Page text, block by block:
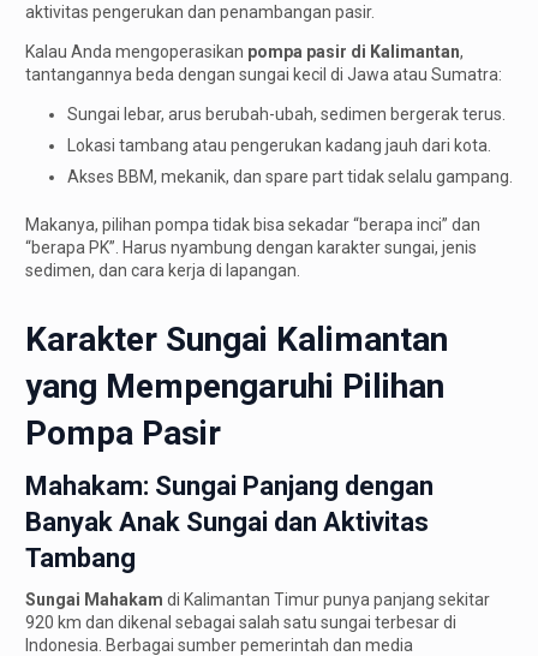
aktivitas pengerukan dan penambangan pasir.
Kalau Anda mengoperasikan pompa pasir di Kalimantan,
tantangannya beda dengan sungai kecil di Jawa atau Sumatra:
Sungai lebar, arus berubah-ubah, sedimen bergerak terus.
Lokasi tambang atau pengerukan kadang jauh dari kota.
Akses BBM, mekanik, dan spare part tidak selalu gampang.
Makanya, pilihan pompa tidak bisa sekadar “berapa inci” dan
“berapa PK”. Harus nyambung dengan karakter sungai, jenis
sedimen, dan cara kerja di lapangan.
Karakter Sungai Kalimantan
yang Mempengaruhi Pilihan
Pompa Pasir
Mahakam: Sungai Panjang dengan
Banyak Anak Sungai dan Aktivitas
Tambang
Sungai Mahakam di Kalimantan Timur punya panjang sekitar
920 km dan dikenal sebagai salah satu sungai terbesar di
Indonesia. Berbagai sumber pemerintah dan media